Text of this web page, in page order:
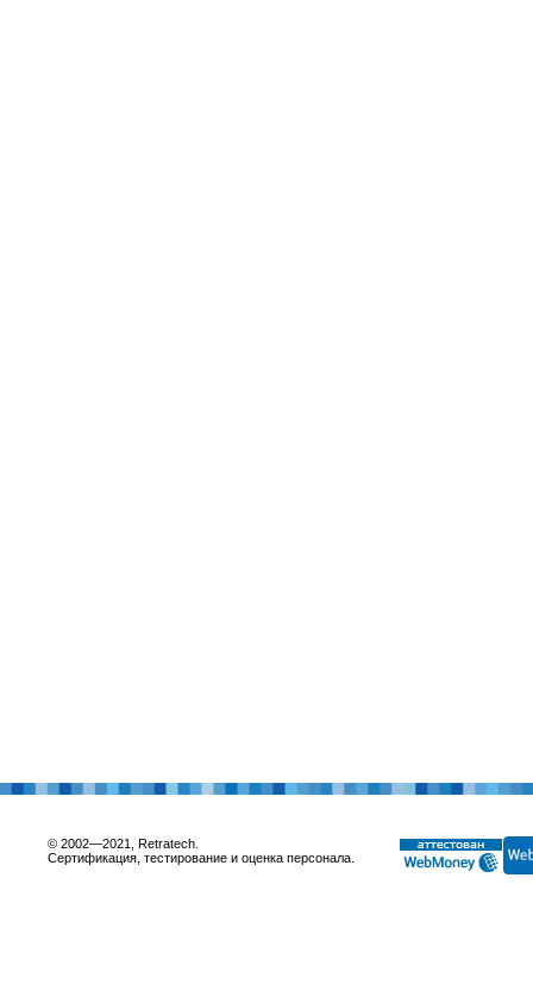
© 2002—2021, Retratech.
Сертификация, тестирование и оценка персонала.